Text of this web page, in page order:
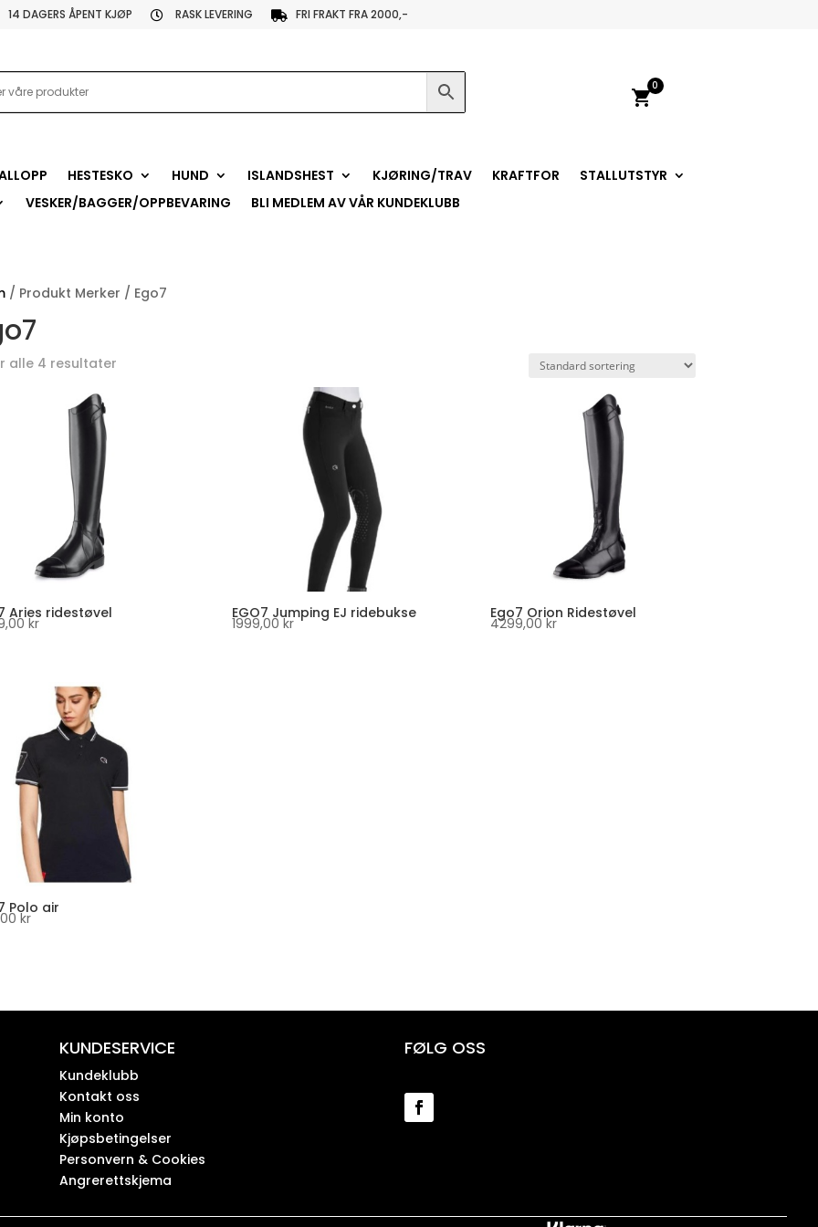
14 DAGERS ÅPENT KJØP  RASK LEVERING  FRI FRAKT FRA 2000,-
shopping_cart
0
HESTESKO HUND ISLANDSHEST KJØRING/TRAV KRAFTFOR
STALLUTSTYR
VESKER/BAGGER/OPPBEVARING
BLI MEDLEM AV VÅR KUNDEKLUBB
/ Produkt Merker / Ego7
alle 4 resultater
Aries ridestøvel
kr
EGO7 Jumping EJ ridebukse
1999,00 kr
Ego7 Orion Ridestøvel
4299,00kr
Polo air
kr
KUNDESERVICE
Kundeklubb
Kontakt oss
Min konto
Kjøpsbetingelser
Personvern & Cookies
Angrerettskjema
FØLG OSS